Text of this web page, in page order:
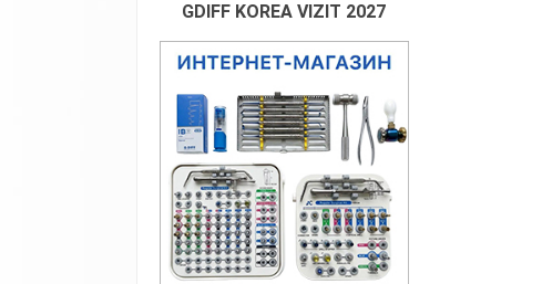
GDIFF KOREA VIZIT 2027